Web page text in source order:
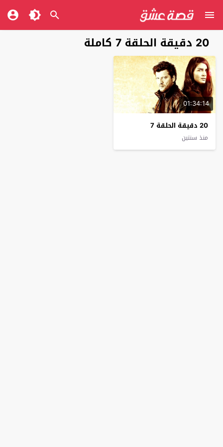
20 دقيقة الحلقة 7 كاملة
01:34:14
20 دقيقة الحلقة 7
منذ سنتين